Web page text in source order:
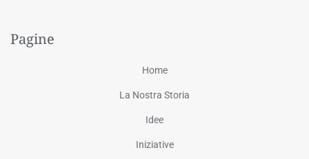
Pagine
Home
La Nostra Storia
Idee
Iniziative